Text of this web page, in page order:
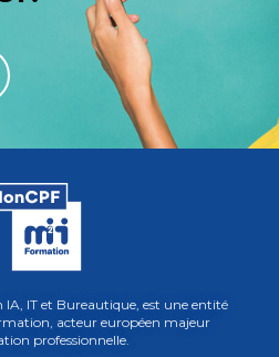
IT et Bureautique, est une entité
acteur européen majeur
professionnelle.